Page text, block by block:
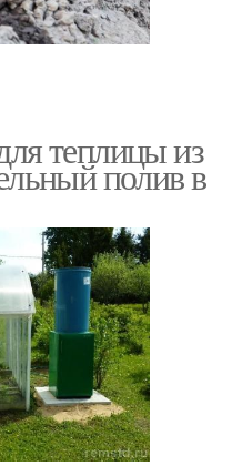
теплицы из
полив в